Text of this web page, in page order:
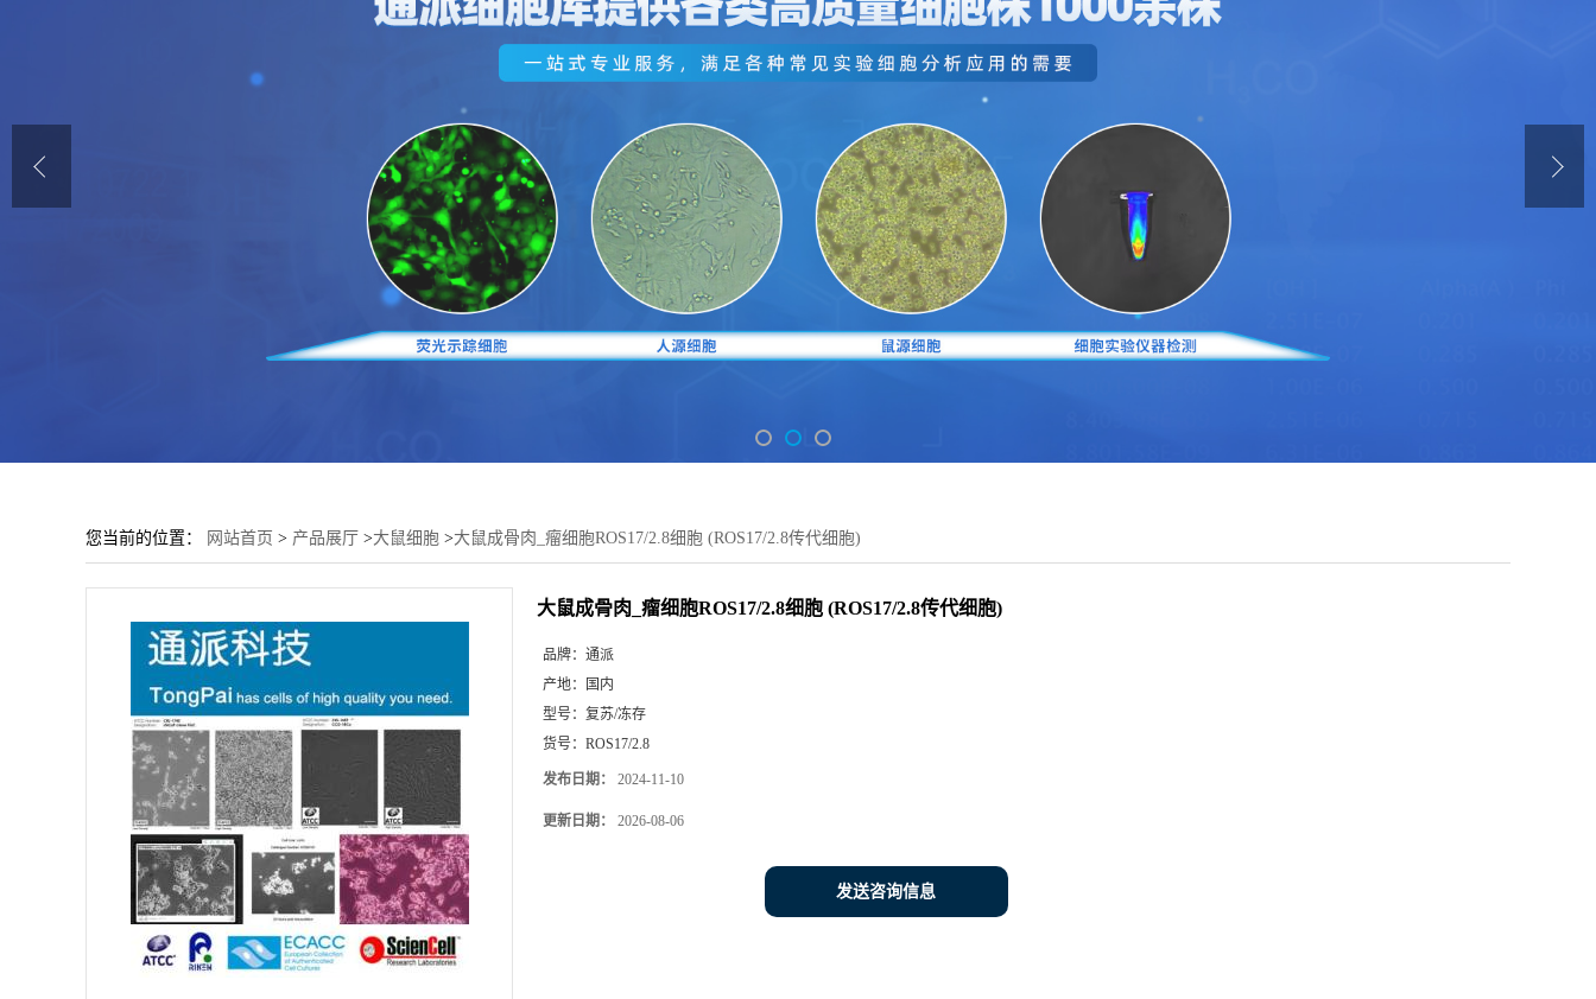
您当前的位置： 网站首页 > 产品展厅 >大鼠细胞 >大鼠成骨肉_瘤细胞ROS17/2.8细胞 (ROS17/2.8传代细胞)
大鼠成骨肉_瘤细胞ROS17/2.8细胞 (ROS17/2.8传代细胞)
品牌： 通派
产地：
国内
型号： 复苏/冻存
货号： ROS17/2.8
发布日期： 2024-11-10
更新日期： 2026-08-06
发送咨询信息